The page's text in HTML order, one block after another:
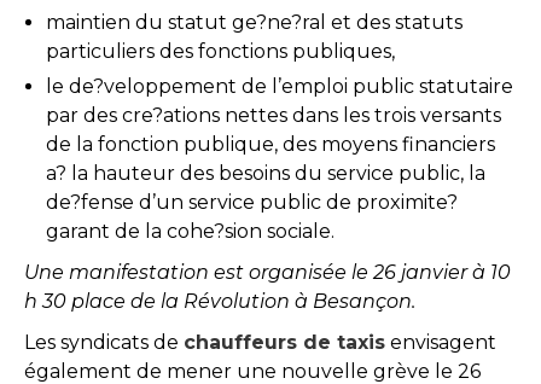
maintien du statut ge?ne?ral et des statuts
particuliers des fonctions publiques,
le de?veloppement de l’emploi public statutaire
par des cre?ations nettes dans les trois versants
de la fonction publique, des moyens financiers
a? la hauteur des besoins du service public, la
de?fense d’un service public de proximite?
garant de la cohe?sion sociale.
Une manifestation est organisée le 26 janvier à 10
h 30 place de la Révolution à Besançon.
Les syndicats de chauffeurs de taxis envisagent
également de mener une nouvelle grève le 26